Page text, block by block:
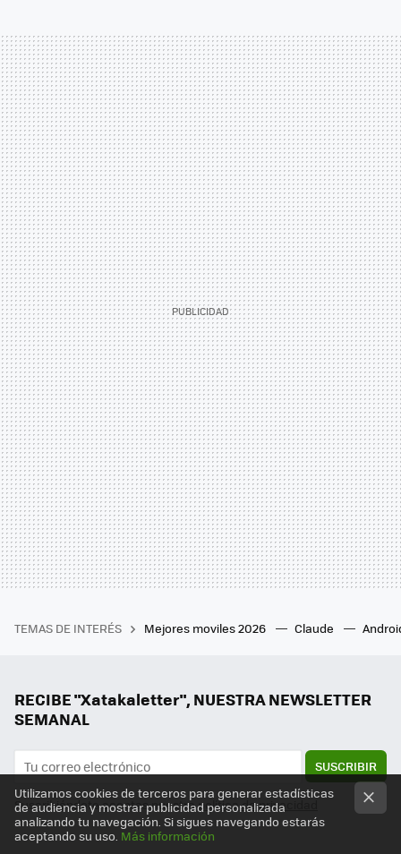
TEMAS DE INTERÉS Mejores moviles 2026 Claude
RECIBE "Xatakaletter", NUESTRA NEWSLETTER
SEMANAL
SUSCRIBIR
Suscribiéndote aceptas nuestrapolítica de privacidad
Utilizamos cookies de terceros para generar estadísticas
de audiencia y mostrar publicidad personalizada
analizando tu navegación. Si sigues navegando estarás
aceptando su uso. Más información